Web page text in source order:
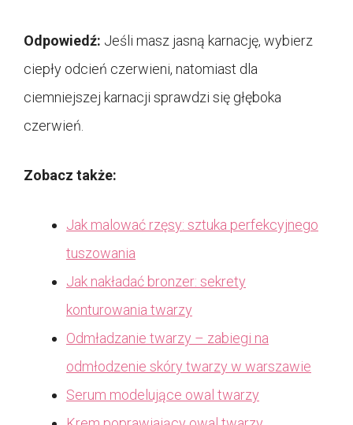
Odpowiedź: Jeśli masz jasną karnację, wybierz
ciepły odcień czerwieni, natomiast dla
ciemniejszej karnacji sprawdzi się głęboka
czerwień.
Zobacz także:
Jak malować rzęsy: sztuka perfekcyjnego
tuszowania
Jak nakładać bronzer: sekrety
konturowania twarzy
Odmładzanie twarzy – zabiegi na
odmłodzenie skóry twarzy w warszawie
Serum modelujące owal twarzy